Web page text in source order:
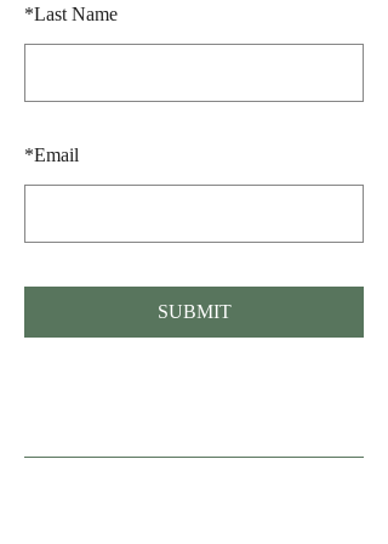
*Last Name
*Email
SUBMIT